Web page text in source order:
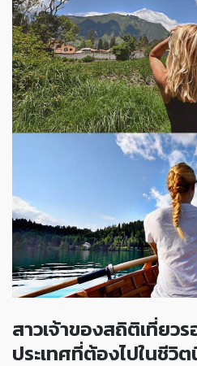
สาวเจ้าของสถิติเที่ยวร
ประเทศที่ต้องไปในชีวิ